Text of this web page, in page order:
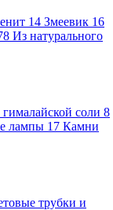
14 Змеевик 16
Из натурального
соли 8
лампы 17 Камни
трубки и